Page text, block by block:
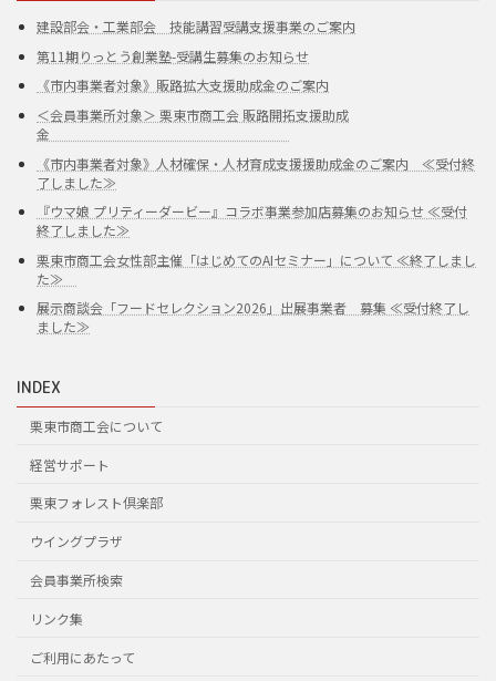
建設部会・工業部会 技能講習受講支援事業のご案内
第11期りっとう創業塾-受講生募集のお知らせ
《市内事業者対象》販路拡大支援助成金のご案内
＜会員事業所対象＞ 栗東市商工会 販路開拓支援助成
金
《市内事業者対象》人材確保・人材育成支援援助成金のご案内 ≪受付終
了しました≫
『ウマ娘 プリティーダービー』コラボ事業参加店募集のお知らせ ≪受付
終了しました≫
栗東市商工会女性部主催「はじめてのAIセミナー」について ≪終了しまし
た≫
展示商談会「フードセレクション2026」出展事業者 募集 ≪受付終了し
ました≫
INDEX
栗東市商工会について
経営サポート
栗東フォレスト倶楽部
ウイングプラザ
会員事業所検索
リンク集
ご利用にあたって